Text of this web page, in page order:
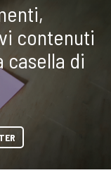
contenuti
casella di